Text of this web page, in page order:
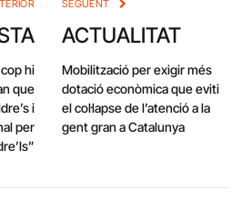
hi
que
i
per
SEGÜENT
ACTUALITAT
Mobilització per exigir més
dotació econòmica que eviti
el col·lapse de l’atenció a la
gent gran a Catalunya